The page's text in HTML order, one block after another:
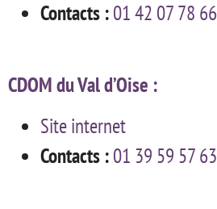
Contacts :01 42 07 78 66
CDOM du Val d’Oise :
Site internet
Contacts :01 39 59 57 63